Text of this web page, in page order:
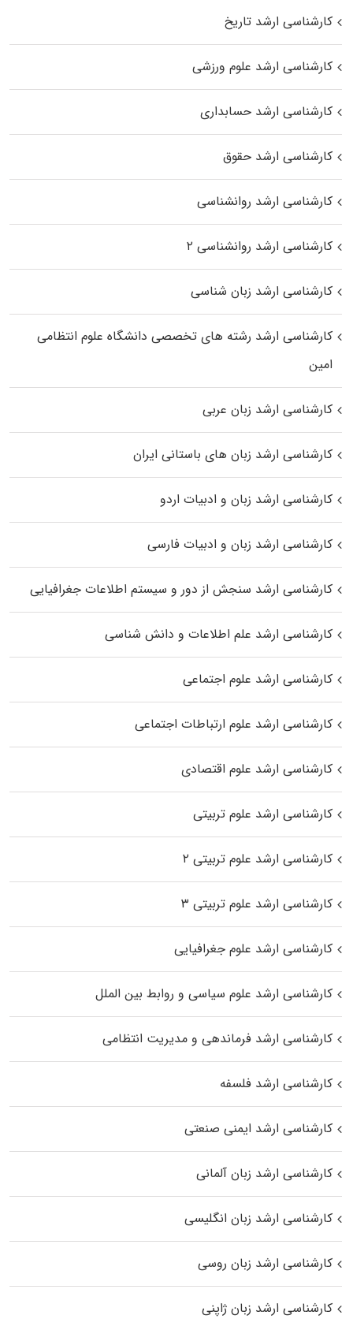
کارشناسی ارشد تاریخ
کارشناسی ارشد علوم ورزشی
کارشناسی ارشد حسابداری
کارشناسی ارشد حقوق
کارشناسی ارشد روانشناسی
کارشناسی ارشد روانشناسی ۲
کارشناسی ارشد زبان شناسی
کارشناسی ارشد رﺷﺘﻪ ﻫﺎی تخصصی داﻧﺸﮕﺎه ﻋﻠﻮم انتظامی
اﻣﻴﻦ
کارشناسی ارشد زبان عربی
کارشناسی ارشد زبان‌ های باستانی ایران
کارشناسی ارشد زبان و ادبیات اردو
کارشناسی ارشد زبان و ادبیات فارسی
کارشناسی ارشد سنجش از دور و سیستم اطلاعات جغرافیایی
کارشناسی ارشد علم اطلاعات و دانش شناسی
کارشناسی ارشد علوم اجتماعی
کارشناسی ارشد علوم ارتباطات اجتماعی
کارشناسی ارشد علوم اقتصادی
کارشناسی ارشد علوم تربیتی
کارشناسی ارشد علوم تربیتی ۲
کارشناسی ارشد علوم تربیتی ۳
کارشناسی ارشد علوم جغرافیایی
کارشناسی ارشد علوم سیاسی و روابط بین الملل
کارشناسی ارشد فرماندهی و مدیریت انتظامی
کارشناسی ارشد فلسفه
کارشناسی ارشد ایمنی صنعتی
کارشناسی ارشد زبان آلمانی
کارشناسی ارشد زبان انگلیسی
کارشناسی ارشد زبان روسی
کارشناسی ارشد زبان ژاپنی